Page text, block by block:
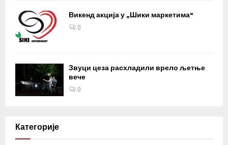
Викенд акција у „Шики маркетима“
0
Звуци цеза расхладили врело љетње
вече
0
Категорије